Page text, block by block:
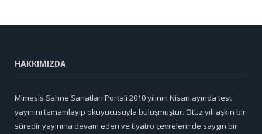
HAKKIMIZDA
Mimesis Sahne Sanatları Portali 2010 yılının Nisan ayında test
yayınını tamamlayıp okuyucusuyla buluşmuştur. Otuz yılı aşkın bir
süredir yayınına devam eden ve tiyatro çevrelerinde saygın bir